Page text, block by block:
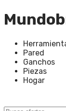
Pared
Ganchos
Piezas
Hogar